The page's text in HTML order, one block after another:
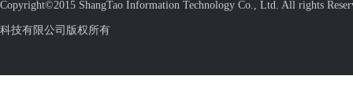
Copyright©2015 ShangTao Information Technology Co., Ltd. All rights
科技有限公司版权所有